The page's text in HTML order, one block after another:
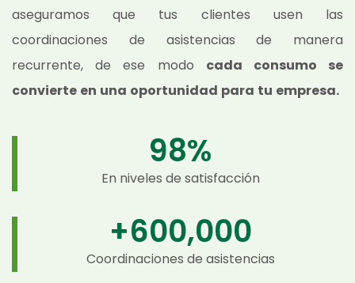
aseguramos que tus clientes usen las
coordinaciones de asistencias de manera
recurrente, de ese modo cada consumo se
convierte en una oportunidad para tu empresa.
Coordinaciones de asistencias
+600,000
En niveles de satisfacción
98%